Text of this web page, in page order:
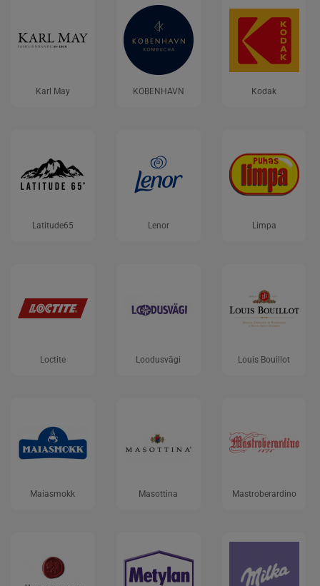
Karl May KOBENHAVN Kodak
Latitude65 Lenor Limpa
Loctite Loodusvägi Louis Bouillot
Maiasmokk Masottina Mastroberardino